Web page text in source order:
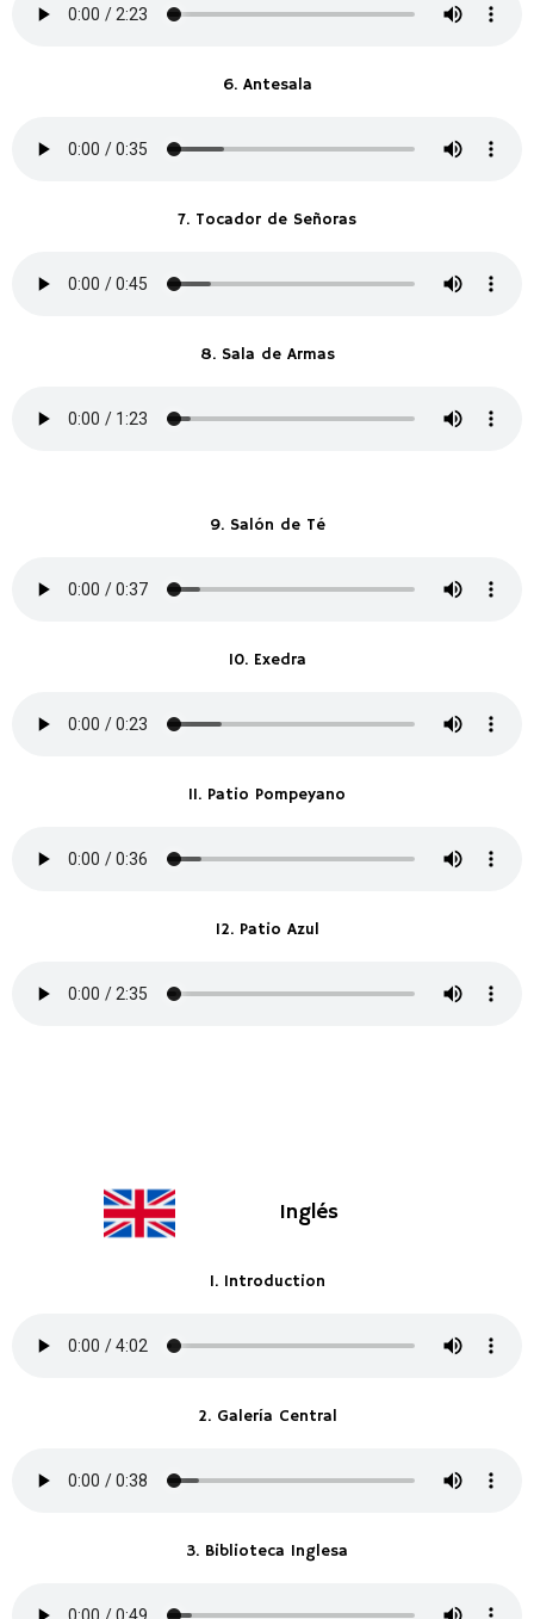
6. Antesala
7. Tocador de Señoras
8. Sala de Armas
9. Salón de Té
10. Exedra
11. Patio Pompeyano
12. Patio Azul
Inglés
1. Introduction
2. Galería Central
3. Biblioteca Inglesa